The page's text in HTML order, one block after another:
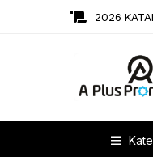
2026